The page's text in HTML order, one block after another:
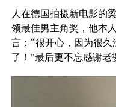
人在德国拍摄新电影的
领最佳男主角奖，他本
言：“很开心，因为很
了！”最后更不忘感谢